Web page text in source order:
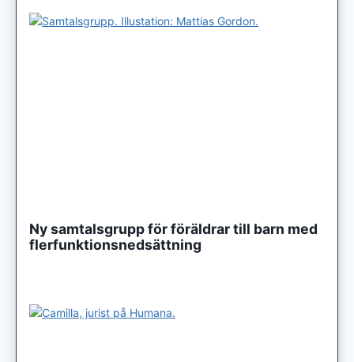
Ny samtalsgrupp för föräldrar till barn med
flerfunktionsnedsättning